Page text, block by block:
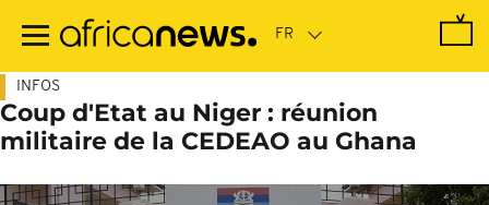
contenu
INFOS
Coup d'Etat au Niger : réunion
militaire de la CEDEAO au Ghana